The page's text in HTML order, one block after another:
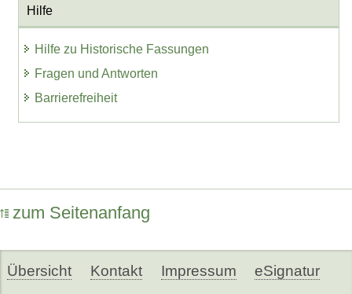
Hilfe
Hilfe zu Historische Fassungen
Fragen und Antworten
Barrierefreiheit
zum Seitenanfang
Übersicht Kontakt Impressum eSignatur